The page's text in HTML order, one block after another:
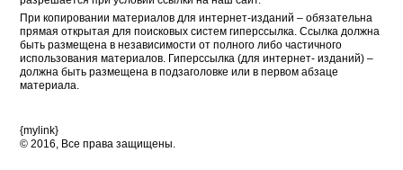
При копировании материалов для интернет-изданий – обязательна
прямая открытая для поисковых систем гиперссылка. Ссылка должна
быть размещена в независимости от полного либо частичного
использования материалов. Гиперссылка (для интернет- изданий) –
должна быть размещена в подзаголовке или в первом абзаце
материала.
{mylink}
© 2016, Все права защищены.